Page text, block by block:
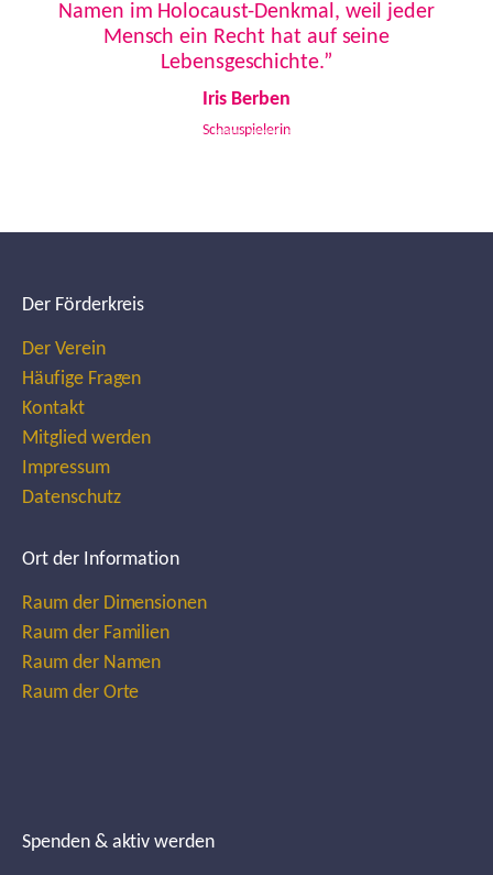
Namen im Holocaust-Denkmal, weil jeder
Mensch ein Recht hat auf seine
Lebensgeschichte.”
Iris Berben
Schauspielerin
Der Förderkreis
Der Verein
Häufige Fragen
Kontakt
Mitglied werden
Impressum
Datenschutz
Ort der Information
Raum der Dimensionen
Raum der Familien
Raum der Namen
Raum der Orte
Spenden & aktiv werden